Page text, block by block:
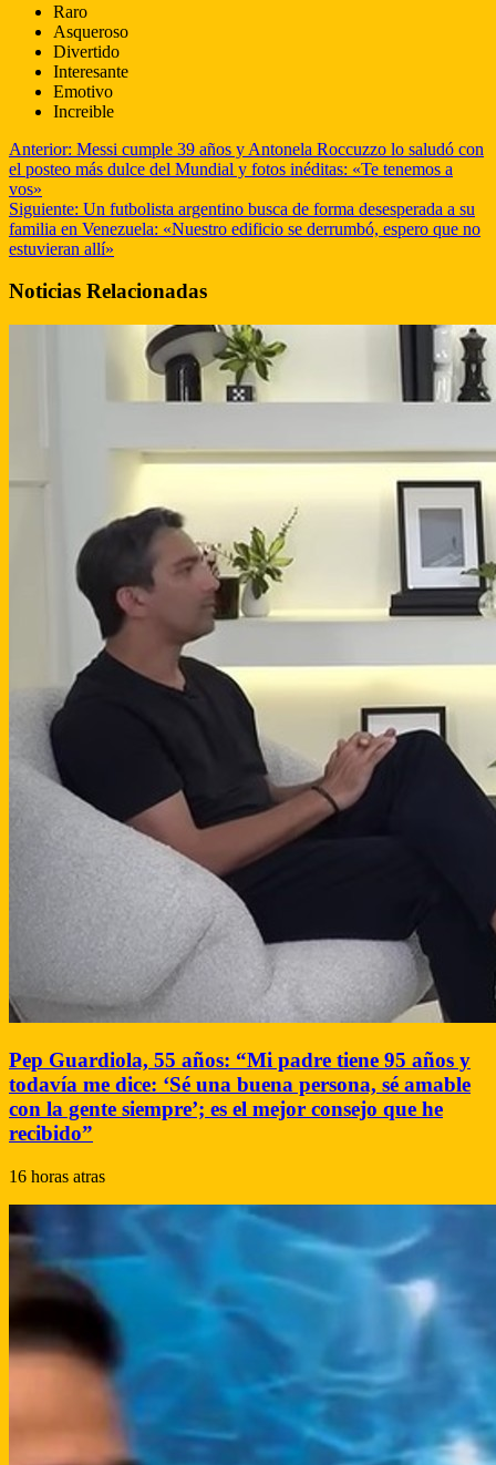
Raro
Asqueroso
Divertido
Interesante
Emotivo
Increible
Anterior: Messi cumple 39 años y Antonela Roccuzzo lo saludó con
el posteo más dulce del Mundial y fotos inéditas: «Te tenemos a
vos»
Siguiente: Un futbolista argentino busca de forma desesperada a su
familia en Venezuela: «Nuestro edificio se derrumbó, espero que no
estuvieran allí»
Noticias Relacionadas
Pep Guardiola, 55 años: “Mi padre tiene 95 años y
todavía me dice: ‘Sé una buena persona, sé amable
con la gente siempre’; es el mejor consejo que he
recibido”
16 horas atras